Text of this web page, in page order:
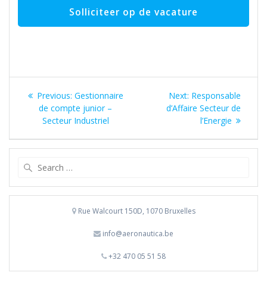
Bericht
navigatie
Previous: Previous
post:
Gestionnaire
de compte junior –
Secteur Industriel
Next: Next
post:
Responsable
d’Affaire Secteur de
l’Energie
Rue Walcourt 150D, 1070 Bruxelles
info@aeronautica.be
+32 470 05 51 58